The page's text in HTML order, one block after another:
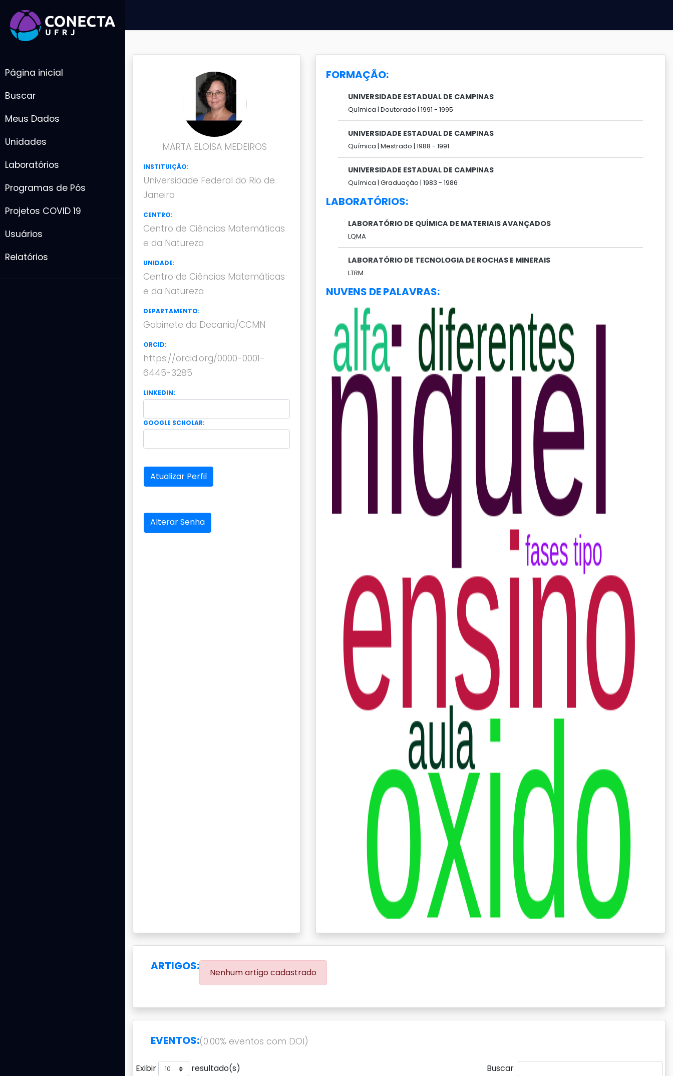
Página inicial
Buscar
Meus Dados
Unidades
Laboratórios
Programas de Pós
Projetos COVID 19
Usuários
Relatórios
MARTA ELOISA MEDEIROS
INSTITUIÇÃO:
Universidade Federal do Rio de
Janeiro
CENTRO:
Centro de Ciências Matemáticas
e da Natureza
UNIDADE:
Centro de Ciências Matemáticas
e da Natureza
DEPARTAMENTO:
Gabinete da Decania/CCMN
ORCID:
https://orcid.org/0000-0001-
6445-3285
LINKEDIN:
GOOGLE SCHOLAR:
Atualizar Perfil
Alterar Senha
FORMAÇÃO:
UNIVERSIDADE ESTADUAL DE CAMPINAS
Química | Doutorado | 1991 - 1995
UNIVERSIDADE ESTADUAL DE CAMPINAS
Química | Mestrado | 1988 - 1991
UNIVERSIDADE ESTADUAL DE CAMPINAS
Química | Graduação | 1983 - 1986
LABORATÓRIOS:
LABORATÓRIO DE QUÍMICA DE MATERIAIS AVANÇADOS
LQMA
LABORATÓRIO DE TECNOLOGIA DE ROCHAS E MINERAIS
LTRM
NUVENS DE PALAVRAS:
ARTIGOS: Nenhum artigo cadastrado
EVENTOS:(0.00% eventos com DOI)
Exibir resultado(s) Buscar